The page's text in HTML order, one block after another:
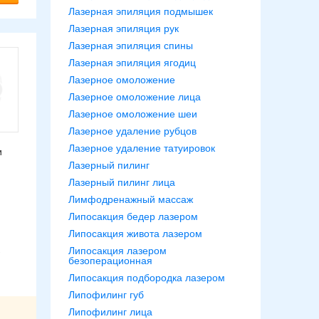
Лазерная эпиляция подмышек
Лазерная эпиляция рук
Лазерная эпиляция спины
Лазерная эпиляция ягодиц
Лазерное омоложение
Лазерное омоложение лица
Лазерное омоложение шеи
Лазерное удаление рубцов
Лазерное удаление татуировок
Лазерный пилинг
Лазерный пилинг лица
Лимфодренажный массаж
Липосакция бедер лазером
Липосакция живота лазером
Липосакция лазером
безоперационная
Липосакция подбородка лазером
Липофилинг губ
Липофилинг лица